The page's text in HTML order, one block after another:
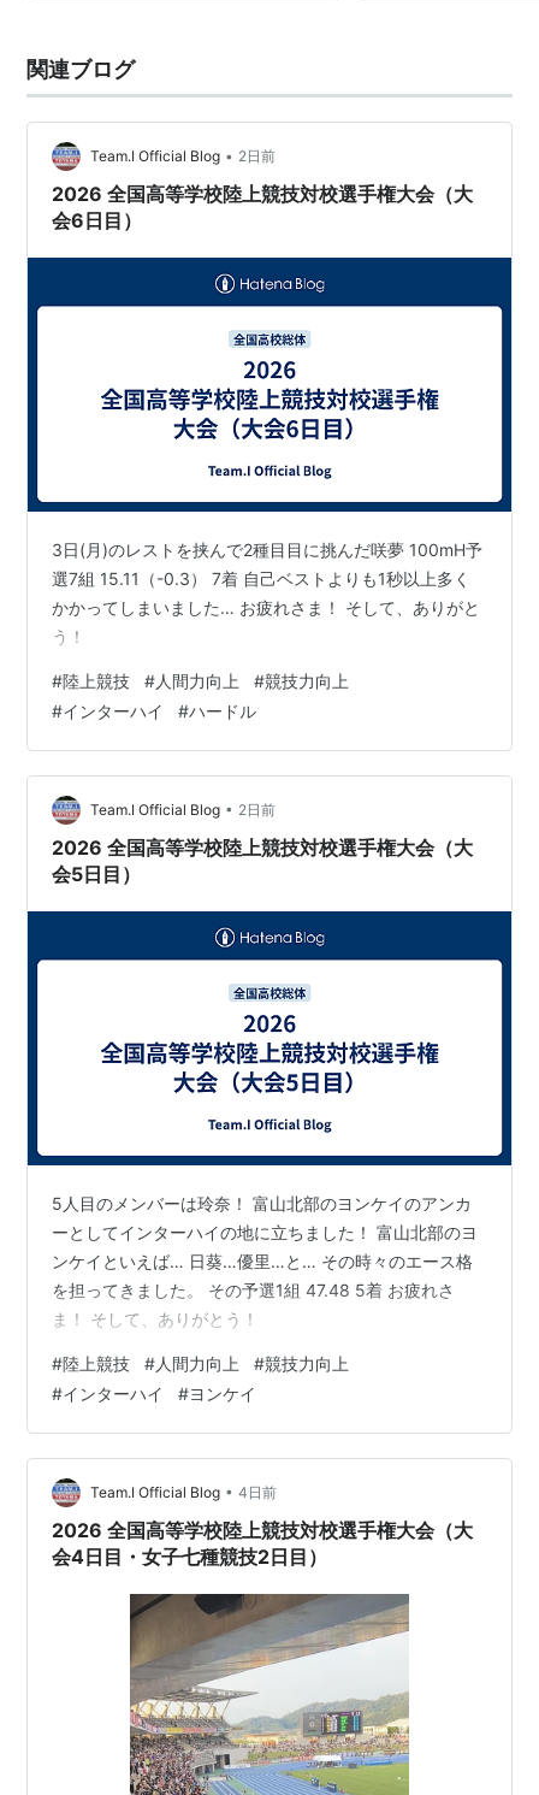
関連ブログ
Team.I Official Blog • 2日前
2026 全国高等学校陸上競技対校選手権大会（大
会6日目）
3日(月)のレストを挟んで2種目目に挑んだ咲夢 100mH予
選7組 15.11（-0.3） 7着 自己ベストよりも1秒以上多く
かかってしまいました… お疲れさま！ そして、ありがと
う！
#陸上競技 #人間力向上 #競技力向上
#インターハイ #ハードル
Team.I Official Blog • 2日前
2026 全国高等学校陸上競技対校選手権大会（大
会5日目）
5人目のメンバーは玲奈！ 富山北部のヨンケイのアンカ
ーとしてインターハイの地に立ちました！ 富山北部のヨ
ンケイといえば… 日葵…優里…と… その時々のエース格
を担ってきました。 その予選1組 47.48 5着 お疲れさ
ま！ そして、ありがとう！
#陸上競技 #人間力向上 #競技力向上
#インターハイ #ヨンケイ
Team.I Official Blog • 4日前
2026 全国高等学校陸上競技対校選手権大会（大
会4日目・女子七種競技2日目）